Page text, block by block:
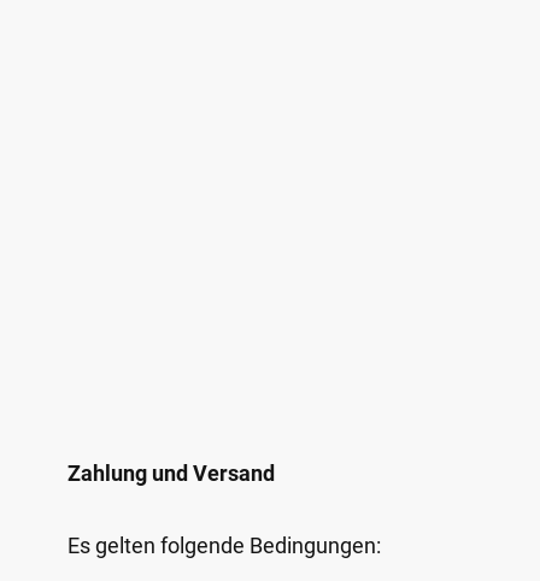
Zahlung und Versand
Es gelten folgende Bedingungen: